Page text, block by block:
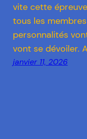
vite cette
tous les
personnalités
vont se dévoiler.
janvier 11, 2026